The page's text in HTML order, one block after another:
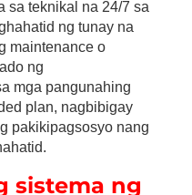
sa teknikal na 24/7 sa
ng tunay na
maintenance o
ng
mga pangunahing
plan, nagbibigay
pakikipagsosyo nang
sistema ng